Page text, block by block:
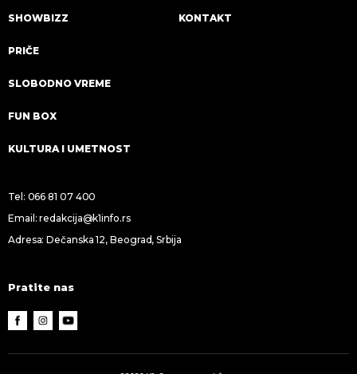
SHOWBIZZ
PRIČE
SLOBODNO VREME
FUN BOX
KULTURA I UMETNOST
KONTAKT
Tel: 066 81 07 400
Email:redakcija@k1info.rs
Adresa: Dečanska 12, Beograd, Srbija
Pratite nas